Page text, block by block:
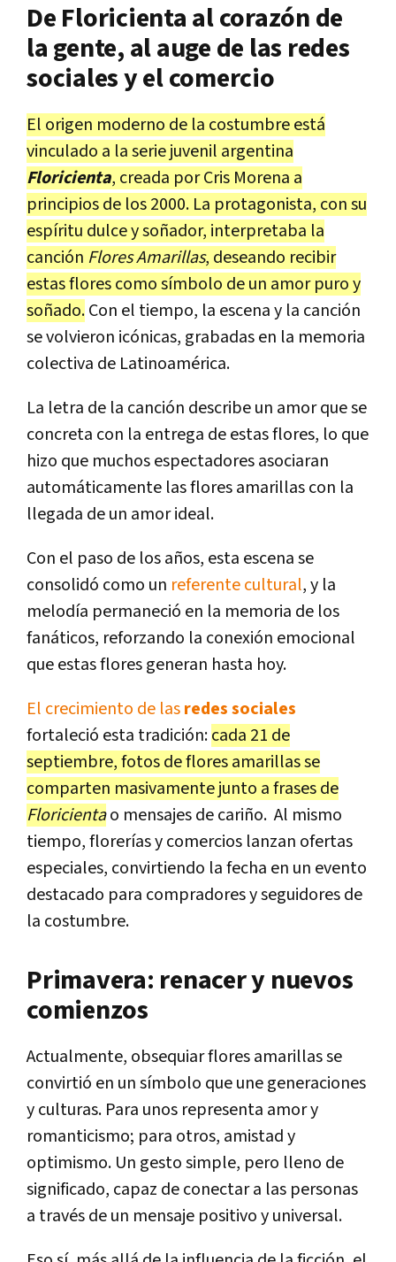
De Floricienta al corazón de
la gente, al auge de las redes
sociales y el comercio
El origen moderno de la costumbre está
vinculado a la serie juvenil argentina
Floricienta, creada por Cris Morena a
principios de los 2000. La protagonista, con su
espíritu dulce y soñador, interpretaba la
canción Flores Amarillas, deseando recibir
estas flores como símbolo de un amor puro y
soñado.Con el tiempo, la escena y la canción
se volvieron icónicas, grabadas en la memoria
colectiva de Latinoamérica.
La letra de la canción describe un amor que se
concreta con la entrega de estas flores, lo que
hizo que muchos espectadores asociaran
automáticamente las flores amarillas con la
llegada de un amor ideal.
Con el paso de los años, esta escena se
consolidó como un referente cultural, y la
melodía permaneció en la memoria de los
fanáticos, reforzando la conexión emocional
que estas flores generan hasta hoy.
El crecimiento de lasredes sociales
fortaleció esta tradición:cada 21 de
septiembre, fotos de flores amarillas se
comparten masivamente junto a frases de
Floricientao mensajes de cariño. Al mismo
tiempo, florerías y comercios lanzan ofertas
especiales, convirtiendo la fecha en un evento
destacado para compradores y seguidores de
la costumbre.
Primavera: renacer y nuevos
comienzos
Actualmente, obsequiar flores amarillas se
convirtió en un símbolo que une generaciones
y culturas. Para unos representa amor y
romanticismo; para otros, amistad y
optimismo. Un gesto simple, pero lleno de
significado, capaz de conectar a las personas
a través de un mensaje positivo y universal.